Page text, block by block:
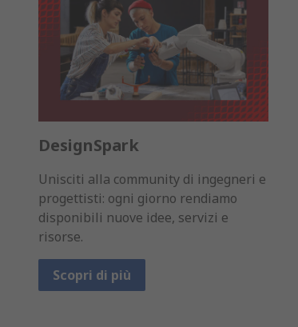
DesignSpark
Unisciti alla community di ingegneri e
progettisti: ogni giorno rendiamo
disponibili nuove idee, servizi e
risorse.
Scopri di più